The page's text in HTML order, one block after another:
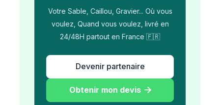
Votre Sable, Caillou, Gravier... Où vous
voulez, Quand vous voulez, livré en
24/48H partout en France 🇫🇷
Devenir partenaire
Obtenir mon devis 